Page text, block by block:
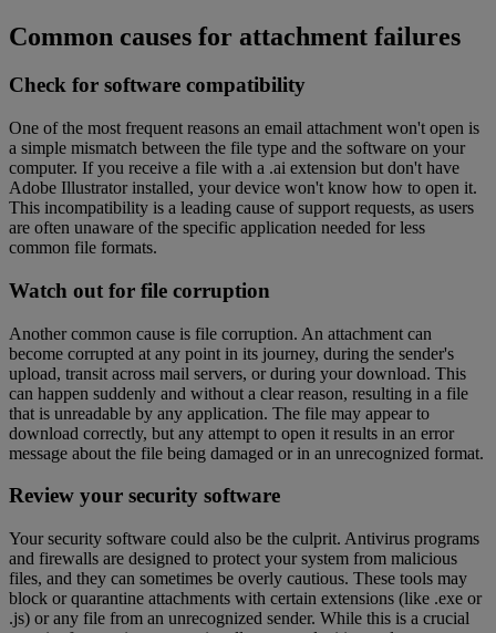
Common causes for attachment failures
Check for software compatibility
One of the most frequent reasons an email attachment won't open is
a simple mismatch between the file type and the software on your
computer. If you receive a file with a .ai extension but don't have
Adobe Illustrator installed, your device won't know how to open it.
This incompatibility is a leading cause of support requests, as users
are often unaware of the specific application needed for less
common file formats.
Watch out for file corruption
Another common cause is file corruption. An attachment can
become corrupted at any point in its journey, during the sender's
upload, transit across mail servers, or during your download. This
can happen suddenly and without a clear reason, resulting in a file
that is unreadable by any application. The file may appear to
download correctly, but any attempt to open it results in an error
message about the file being damaged or in an unrecognized format.
Review your security software
Your security software could also be the culprit. Antivirus programs
and firewalls are designed to protect your system from malicious
files, and they can sometimes be overly cautious. These tools may
block or quarantine attachments with certain extensions (like .exe or
.js) or any file from an unrecognized sender. While this is a crucial